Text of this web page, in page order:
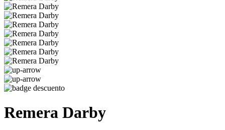
Remera Darby